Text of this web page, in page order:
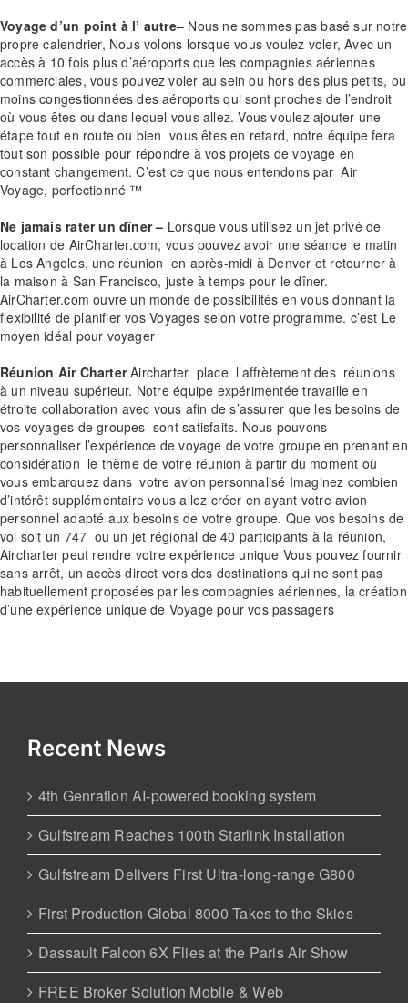
Voyage d’un point à l’ autre– Nous ne sommes pas basé sur notre
propre calendrier, Nous volons lorsque vous voulez voler, Avec un
accès à 10 fois plus d’aéroports que les compagnies aériennes
commerciales, vous pouvez voler au sein ou hors des plus petits, ou
moins congestionnées des aéroports qui sont proches de l’endroit
où vous êtes ou dans lequel vous allez. Vous voulez ajouter une
étape tout en route ou bien vous êtes en retard, notre équipe fera
tout son possible pour répondre à vos projets de voyage en
constant changement. C’est ce que nous entendons par Air
Voyage, perfectionné ™
Ne jamais rater un dîner– Lorsque vous utilisez un jet privé de
location de AirCharter.com, vous pouvez avoir une séance le matin
à Los Angeles, une réunion en après-midi à Denver et retourner à
la maison à San Francisco, juste à temps pour le dîner.
AirCharter.com ouvre un monde de possibilités en vous donnant la
flexibilité de planifier vos Voyages selon votre programme. c’est Le
moyen idéal pour voyager
Réunion Air CharterAircharter place l’affrètement des réunions
à un niveau supérieur. Notre équipe expérimentée travaille en
étroite collaboration avec vous afin de s’assurer que les besoins de
vos voyages de groupes sont satisfaits. Nous pouvons
personnaliser l’expérience de voyage de votre groupe en prenant en
considération le thème de votre réunion à partir du moment où
vous embarquez dans votre avion personnalisé Imaginez combien
d’intérêt supplémentaire vous allez créer en ayant votre avion
personnel adapté aux besoins de votre groupe. Que vos besoins de
vol soit un 747 ou un jet régional de 40 participants à la réunion,
Aircharter peut rendre votre expérience unique Vous pouvez fournir
sans arrêt, un accès direct vers des destinations qui ne sont pas
habituellement proposées par les compagnies aériennes, la création
d’une expérience unique de Voyage pour vos passagers
Recent News
4th Genration AI-powered booking system
Gulfstream Reaches 100th Starlink Installation
Gulfstream Delivers First Ultra-long-range G800
First Production Global 8000 Takes to the Skies
Dassault Falcon 6X Flies at the Paris Air Show
FREE Broker Solution Mobile & Web